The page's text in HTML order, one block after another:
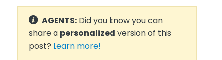
AGENTS:Did you know you can
share a personalized version of this
post? Learn more!